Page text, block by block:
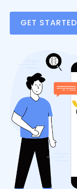
GET STARTED